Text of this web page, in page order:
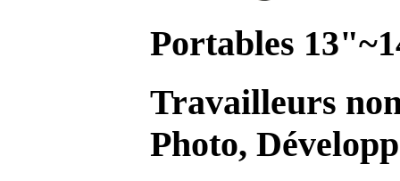
Portables
Travailleurs
Photo,